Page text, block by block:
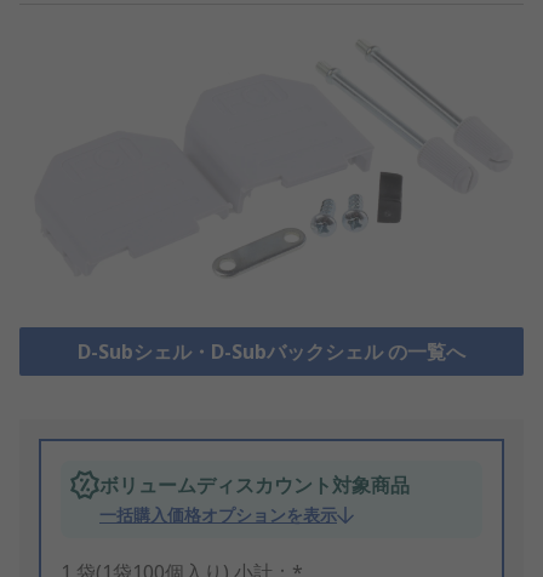
D-Subシェル・D-Subバックシェル の一覧へ
ボリュームディスカウント対象商品
一括購入価格オプションを表示